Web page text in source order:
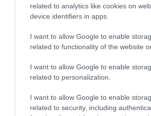
related to analytics like cookies on
device identifiers in apps.
I want to allow Google to enable
related to functionality of the website
I want to allow Google to enable
related to personalization.
I want to allow Google to enable
related to security, including